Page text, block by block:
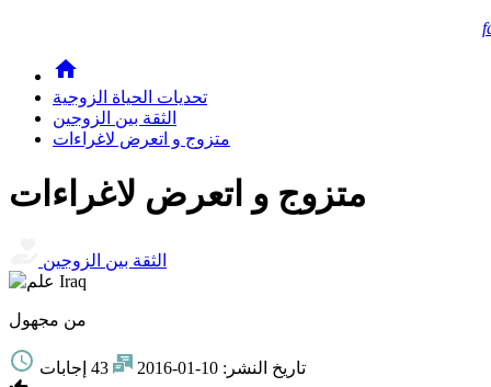
تحديات الحياة الزوجية
الثقة بين الزوجين
متزوج و اتعرض لاغراءات
متزوج و اتعرض لاغراءات
الثقة بين الزوجين
من مجهول
تاريخ النشر: 43 إجابات